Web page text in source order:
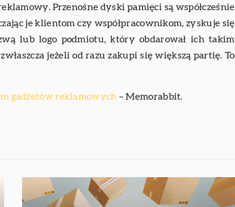
Przenośne dyski pamięci są współcześnie
je klientom czy współpracownikom, zyskuje się
lub logo podmiotu, który obdarował ich takim
jeżeli od razu zakupi się większą partię. To
gadżetów reklamowych – Memorabbit.